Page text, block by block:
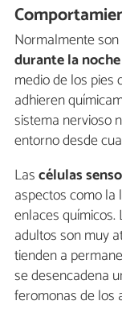
Normalmente
durante la noche
medio de los pies
adhieren
sistema nervioso
entorno desde
Lascélulas
aspectos como la
enlaces
adultos son muy
tienden a
se desencadena
feromonas de los